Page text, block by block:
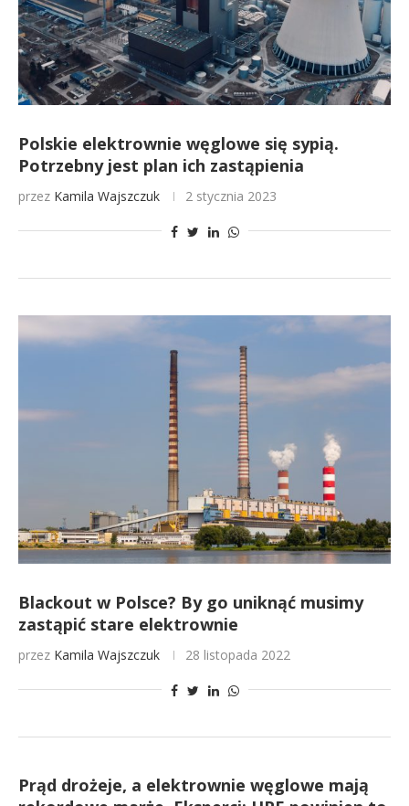
Polskie elektrownie węglowe się sypią.
Potrzebny jest plan ich zastąpienia
przez Kamila Wajszczuk 2 stycznia 2023
Blackout w Polsce? By go uniknąć musimy
zastąpić stare elektrownie
przez Kamila Wajszczuk 28 listopada 2022
Prąd drożeje, a elektrownie węglowe mają